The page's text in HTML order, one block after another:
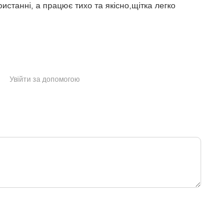
а працює тихо та якісно,щітка легко
Увійти за допомогою